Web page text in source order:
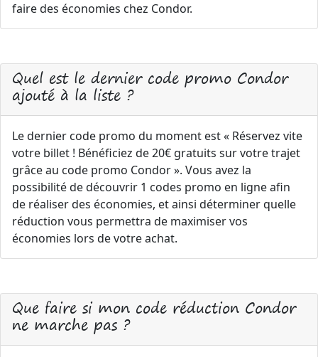
faire des économies chez Condor.
Quel est le dernier code promo Condor
ajouté à la liste ?
Le dernier code promo du moment est « Réservez vite
votre billet ! Bénéficiez de 20€ gratuits sur votre trajet
grâce au code promo Condor ». Vous avez la
possibilité de découvrir 1 codes promo en ligne afin
de réaliser des économies, et ainsi déterminer quelle
réduction vous permettra de maximiser vos
économies lors de votre achat.
Que faire si mon code réduction Condor
ne marche pas ?